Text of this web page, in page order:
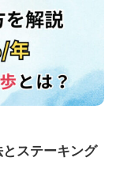
ステーキング